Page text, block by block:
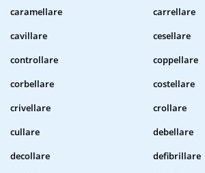
caramellare
carrellare
cavillare
cesellare
controllare
coppellare
corbellare
costellare
crivellare
crollare
cullare
debellare
decollare
defibrillare